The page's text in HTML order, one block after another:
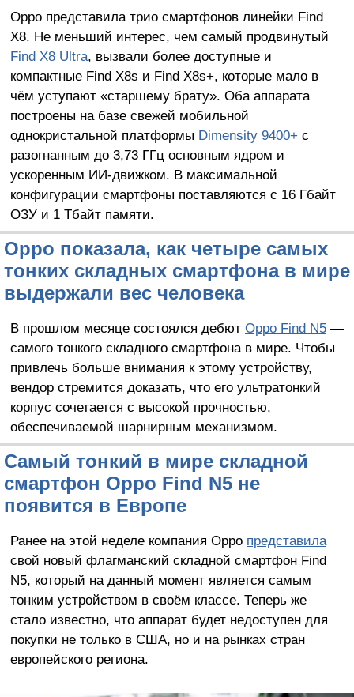
Oppo представила трио смартфонов линейки Find
X8. Не меньший интерес, чем самый продвинутый
Find X8 Ultra, вызвали более доступные и
компактные Find X8s и Find X8s+, которые мало в
чём уступают «старшему брату». Оба аппарата
построены на базе свежей мобильной
однокристальной платформы Dimensity 9400+ с
разогнанным до 3,73 ГГц основным ядром и
ускоренным ИИ-движком. В максимальной
конфигурации смартфоны поставляются с 16 Гбайт
ОЗУ и 1 Тбайт памяти.
Oppo показала, как четыре самых
тонких складных смартфона в мире
выдержали вес человека
В прошлом месяце состоялся дебют Oppo Find N5—
самого тонкого складного смартфона в мире. Чтобы
привлечь больше внимания к этому устройству,
вендор стремится доказать, что его ультратонкий
корпус сочетается с высокой прочностью,
обеспечиваемой шарнирным механизмом.
Самый тонкий в мире складной
смартфон Oppo Find N5 не
появится в Европе
Ранее на этой неделе компания Oppo представила
свой новый флагманский складной смартфон Find
N5, который на данный момент является самым
тонким устройством в своём классе. Теперь же
стало известно, что аппарат будет недоступен для
покупки не только в США, но и на рынках стран
европейского региона.